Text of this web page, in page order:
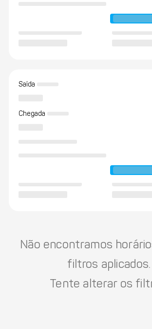
Saída
Chegada
Não encontramos
filtros aplicados.
Tente alterar os